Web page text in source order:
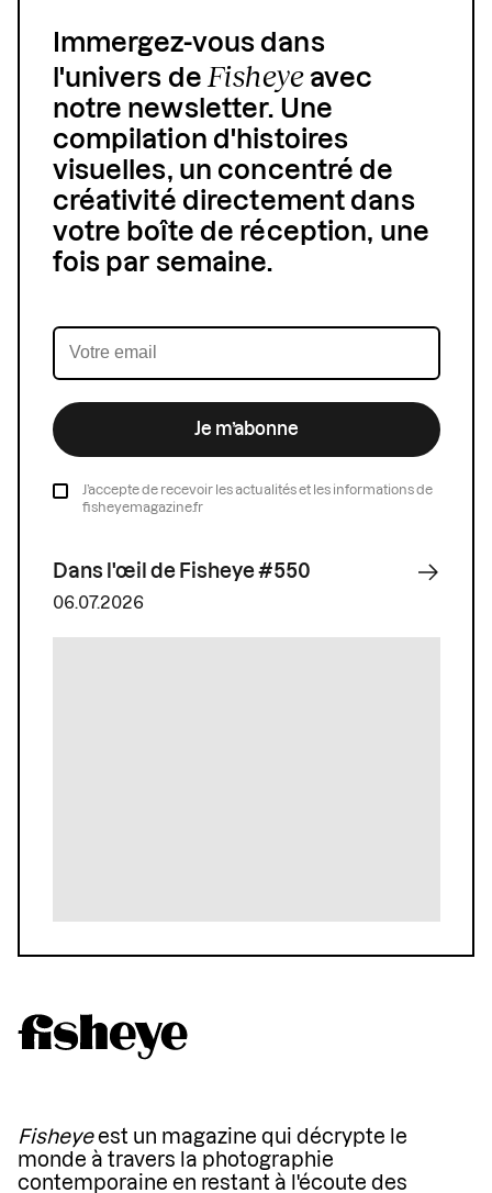
Immergez-vous dans
l'univers de Fisheyeavec
notre newsletter. Une
compilation d'histoires
visuelles, un concentré de
créativité directement dans
votre boîte de réception, une
fois par semaine.
Je m’abonne
J’accepte de recevoir les actualités et les informations de
fisheyemagazine.fr
Dans l'œil de Fisheye #550
06.07.2026
Fisheyeest un magazine qui décrypte le
monde à travers la photographie
contemporaine en restant à l'écoute des